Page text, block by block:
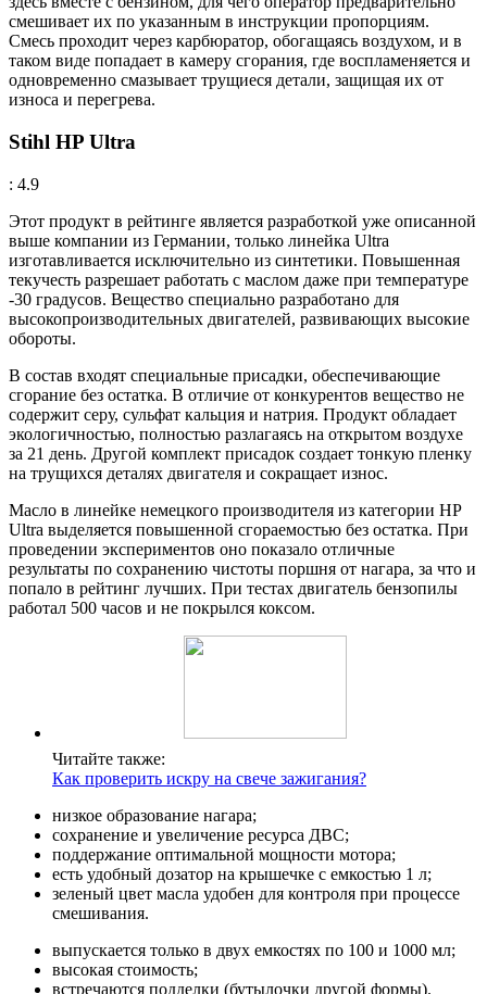
смешивает их по указанным в инструкции пропорциям.
Смесь проходит через карбюратор, обогащаясь воздухом, и в
таком виде попадает в камеру сгорания, где воспламеняется и
одновременно смазывает трущиеся детали, защищая их от
износа и перегрева.
Stihl HP Ultra
: 4.9
Этот продукт в рейтинге является разработкой уже описанной
выше компании из Германии, только линейка Ultra
изготавливается исключительно из синтетики. Повышенная
текучесть разрешает работать с маслом даже при температуре
-30 градусов. Вещество специально разработано для
высокопроизводительных двигателей, развивающих высокие
обороты.
В состав входят специальные присадки, обеспечивающие
сгорание без остатка. В отличие от конкурентов вещество не
содержит серу, сульфат кальция и натрия. Продукт обладает
экологичностью, полностью разлагаясь на открытом воздухе
за 21 день. Другой комплект присадок создает тонкую пленку
на трущихся деталях двигателя и сокращает износ.
Масло в линейке немецкого производителя из категории HP
Ultra выделяется повышенной сгораемостью без остатка. При
проведении экспериментов оно показало отличные
результаты по сохранению чистоты поршня от нагара, за что и
попало в рейтинг лучших. При тестах двигатель бензопилы
работал 500 часов и не покрылся коксом.
Читайте также:
Как проверить искру на свече зажигания?
низкое образование нагара;
сохранение и увеличение ресурса ДВС;
поддержание оптимальной мощности мотора;
есть удобный дозатор на крышечке с емкостью 1 л;
зеленый цвет масла удобен для контроля при процессе
смешивания.
выпускается только в двух емкостях по 100 и 1000 мл;
высокая стоимость;
встречаются подделки (бутылочки другой формы).